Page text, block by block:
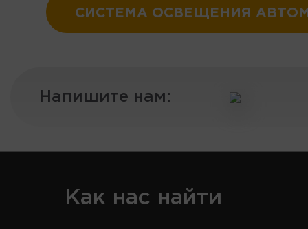
СИСТЕМА ОСВЕЩЕНИЯ
Напишите нам:
Как нас найти